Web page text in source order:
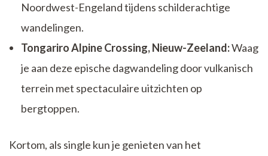
Noordwest-Engeland tijdens schilderachtige
wandelingen.
Tongariro Alpine Crossing, Nieuw-Zeeland:Waag
je aan deze epische dagwandeling door vulkanisch
terrein met spectaculaire uitzichten op
bergtoppen.
Kortom, als single kun je genieten van het